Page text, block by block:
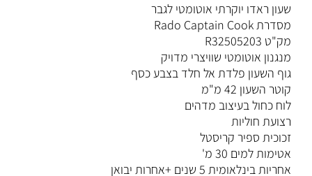
שעון ראדו יוקרתי אוטומטי לגבר
מסדרת Rado Captain Cook
מק"ט R32505203
מנגנון אוטומטי שוויצרי מדויק
גוף השעון פלדת אל חלד בצבע כסף
קוטר השעון 42 מ"מ
לוח כחול בעיצוב מדהים
רצועת חוליות
זכוכית ספיר קריסטל
אטימות למים 30 מ'
אחריות בינלאומית 5 שנים +אחרות יבואן